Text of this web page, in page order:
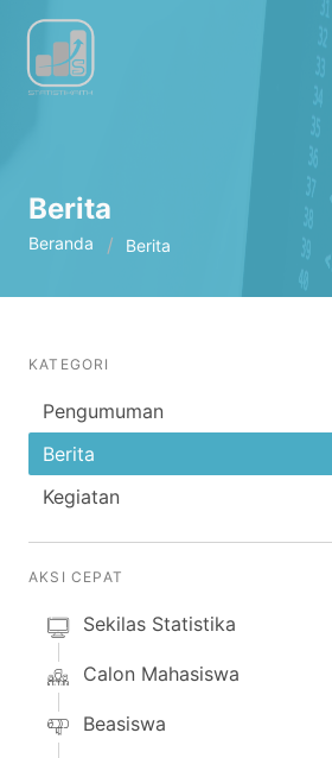
Berita
Beranda Berita
KATEGORI
Pengumuman
Berita
Kegiatan
AKSI CEPAT
Sekilas Statistika
Calon Mahasiswa
Beasiswa